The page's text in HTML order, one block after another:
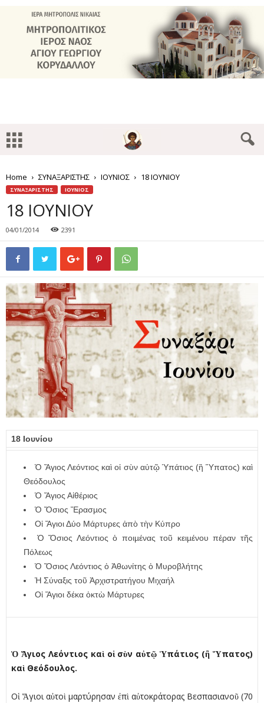
Home ΣΥΝΑΞΑΡΙΣΤΗΣ ΙΟΥΝΙΟΣ 18 ΙΟΥΝΙΟΥ
ΣΥΝΑΞΑΡΙΣΤΗΣ ΙΟΥΝΙΟΣ
18 ΙΟΥΝΙΟΥ
04/01/2014 2391
18 Ιουνίου
Ὁ Ἅγιος Λεόντιος καὶ οἱ σὺν αὐτῷ Ὑπάτιος (ἢ Ὕπατος) καὶ
Θεόδουλος
Ὁ Ἅγιος Αἰθέριος
Ὁ Ὅσιος Ἔρασµος
Οἱ Ἅγιοι Δύο Μάρτυρες ἀπὸ τὴν Κύπρο
Ὁ Ὅσιος Λεόντιος ὁ ποιµένας τοῦ κειµένου πέραν τῆς
Πόλεως
Ὁ Ὅσιος Λεόντιος ὁ Ἀθωνίτης ὁ Μυροβλήτης
Ἡ Σύναξις τοῦ Ἀρχιστρατήγου Μιχαήλ
Οἱ Ἅγιοι δέκα ὀκτὼ Μάρτυρες
Ὁ Ἅγιος Λεόντιος καὶοἱσὺν αὐτῷ Ὑπάτιος (ἢ Ὕπατος)
καὶΘεόδουλος.
Οἱ Ἅγιοι αὐτοὶ µαρτύρησαν ἐπὶ αὐτοκράτορας Βεσπασιανοῦ (70